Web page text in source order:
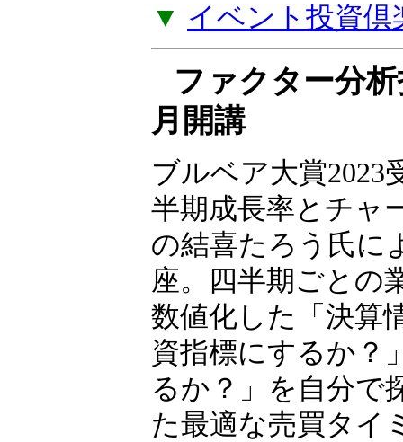
▼ イベント投資倶
ファクター分析
月開講
ブルベア大賞2023
半期成長率とチャ
の結喜たろう氏に
座。四半期ごとの
数値化した「決算
資指標にするか？
るか？」を自分で